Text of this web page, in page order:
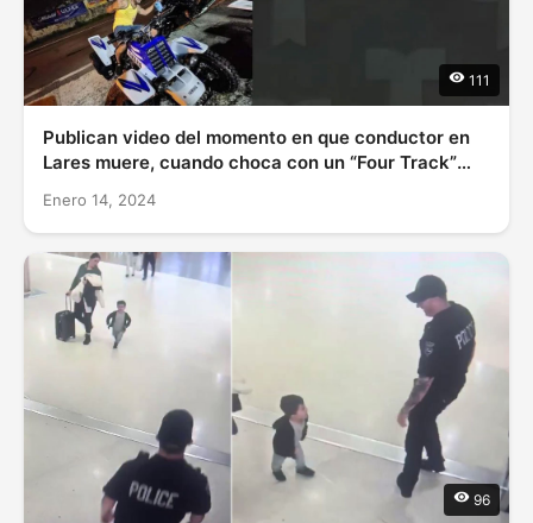
111
Publican video del momento en que conductor en
Lares muere, cuando choca con un “Four Track”
Enero 14, 2024
96